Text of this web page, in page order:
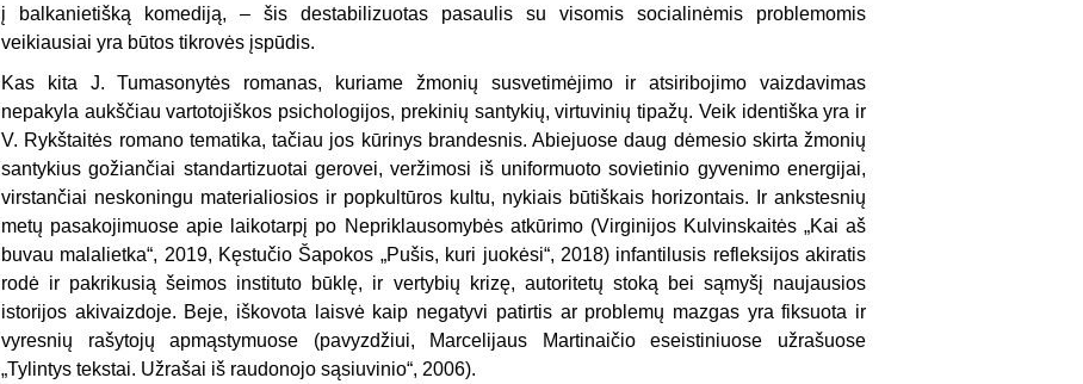
į balkanietišką komediją, – šis destabilizuotas pasaulis su visomis socialinėmis problemomis
veikiausiai yra būtos tikrovės įspūdis.
Kas kita J. Tumasonytės romanas, kuriame žmonių susvetimėjimo ir atsiribojimo vaizdavimas
nepakyla aukščiau vartotojiškos psichologijos, prekinių santykių, virtuvinių tipažų. Veik identiška yra ir
V. Rykštaitės romano tematika, tačiau jos kūrinys brandesnis. Abiejuose daug dėmesio skirta žmonių
santykius gožiančiai standartizuotai gerovei, veržimosi iš uniformuoto sovietinio gyvenimo energijai,
virstančiai neskoningu materialiosios ir popkultūros kultu, nykiais būtiškais horizontais. Ir ankstesnių
metų pasakojimuose apie laikotarpį po Nepriklausomybės atkūrimo (Virginijos Kulvinskaitės „Kai aš
buvau malalietka“, 2019, Kęstučio Šapokos „Pušis, kuri juokėsi“, 2018) infantilusis refleksijos akiratis
rodė ir pakrikusią šeimos instituto būklę, ir vertybių krizę, autoritetų stoką bei sąmyšį naujausios
istorijos akivaizdoje. Beje, iškovota laisvė kaip negatyvi patirtis ar problemų mazgas yra fiksuota ir
vyresnių rašytojų apmąstymuose (pavyzdžiui, Marcelijaus Martinaičio eseistiniuose užrašuose
„Tylintys tekstai. Užrašai iš raudonojo sąsiuvinio“, 2006).